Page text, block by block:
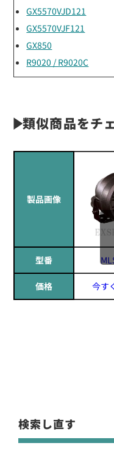
GX5570VJD121
GX5570VJF121
GX850
R9020 / R9020C
類似商品をチ
製品画像
型番
価格 今す
検索し直す